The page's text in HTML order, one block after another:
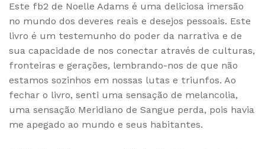
Este fb2 de Noelle Adams é uma deliciosa imersão
no mundo dos deveres reais e desejos pessoais. Este
livro é um testemunho do poder da narrativa e de
sua capacidade de nos conectar através de culturas,
fronteiras e gerações, lembrando-nos de que não
estamos sozinhos em nossas lutas e triunfos. Ao
fechar o livro, senti uma sensação de melancolia,
uma sensação Meridiano de Sangue perda, pois havia
me apegado ao mundo e seus habitantes.